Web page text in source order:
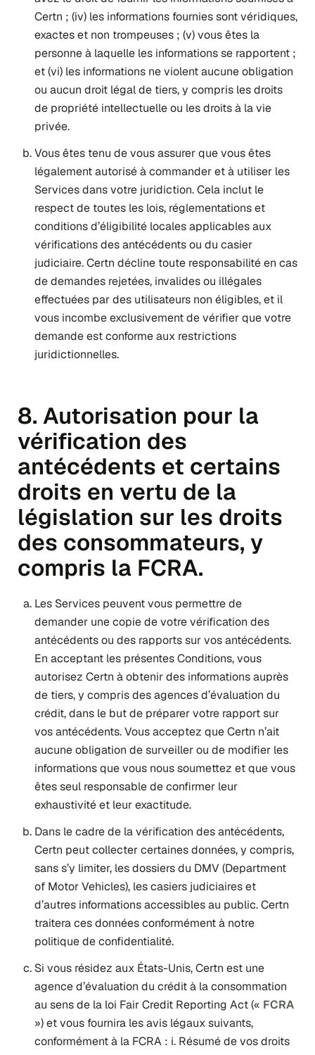
Certn ; (iv) les informations fournies sont véridiques,
exactes et non trompeuses ; (v) vous êtes la
personne à laquelle les informations se rapportent ;
et (vi) les informations ne violent aucune obligation
ou aucun droit légal de tiers, y compris les droits
de propriété intellectuelle ou les droits à la vie
privée.
Vous êtes tenu de vous assurer que vous êtes
légalement autorisé à commander et à utiliser les
Services dans votre juridiction. Cela inclut le
respect de toutes les lois, réglementations et
conditions d’éligibilité locales applicables aux
vérifications des antécédents ou du casier
judiciaire. Certn décline toute responsabilité en cas
de demandes rejetées, invalides ou illégales
effectuées par des utilisateurs non éligibles, et il
vous incombe exclusivement de vérifier que votre
demande est conforme aux restrictions
juridictionnelles.
8. Autorisation pour la
vérification des
antécédents et certains
droits en vertu de la
législation sur les droits
des consommateurs, y
compris la FCRA.
Les Services peuvent vous permettre de
demander une copie de votre vérification des
antécédents ou des rapports sur vos antécédents.
En acceptant les présentes Conditions, vous
autorisez Certn à obtenir des informations auprès
de tiers, y compris des agences d’évaluation du
crédit, dans le but de préparer votre rapport sur
vos antécédents. Vous acceptez que Certn n’ait
aucune obligation de surveiller ou de modifier les
informations que vous nous soumettez et que vous
êtes seul responsable de confirmer leur
exhaustivité et leur exactitude.
Dans le cadre de la vérification des antécédents,
Certn peut collecter certaines données, y compris,
sans s’y limiter, les dossiers du DMV (Department
of Motor Vehicles), les casiers judiciaires et
d’autres informations accessibles au public. Certn
traitera ces données conformément à notre
politique de confidentialité.
Si vous résidez aux États-Unis, Certn est une
agence d’évaluation du crédit à la consommation
au sens de la loi Fair Credit Reporting Act (« FCRA
») et vous fournira les avis légaux suivants,
conformément à la FCRA : i. Résumé de vos droits